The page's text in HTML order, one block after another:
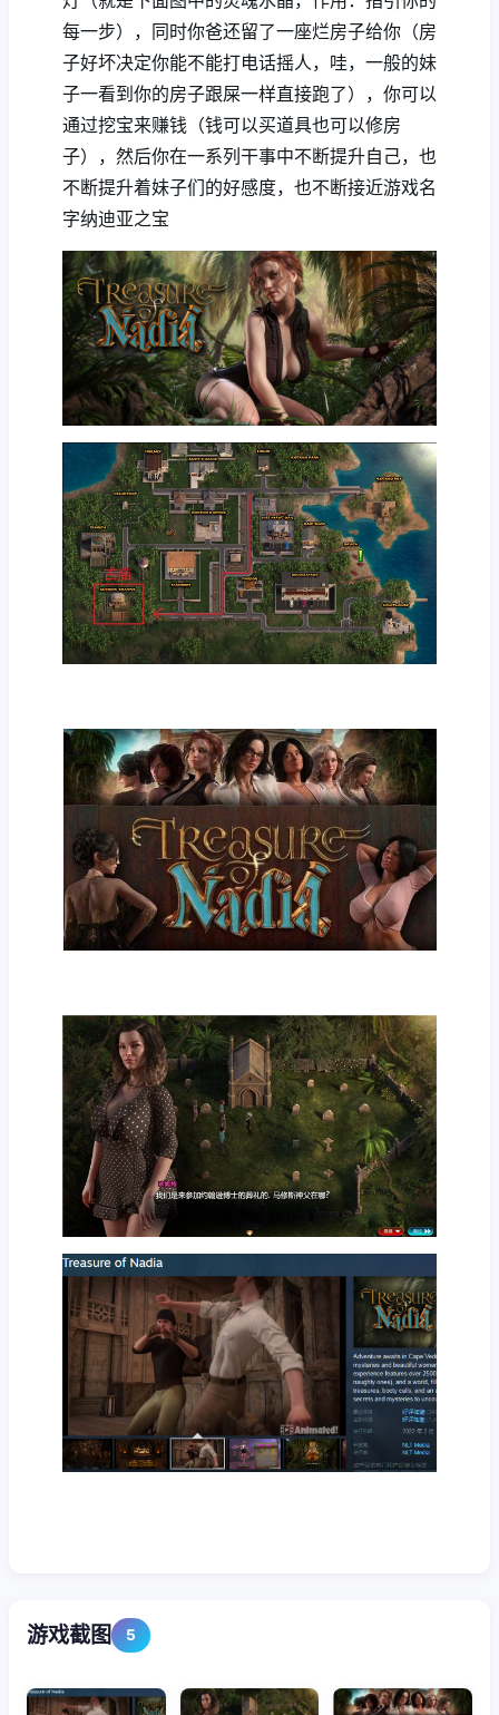
每一步），同时你爸还留了一座烂房子给你（房
子好坏决定你能不能打电话摇人，哇，一般的妹
子一看到你的房子跟屎一样直接跑了），你可以
通过挖宝来赚钱（钱可以买道具也可以修房
子），然后你在一系列干事中不断提升自己，也
不断提升着妹子们的好感度，也不断接近游戏名
字纳迪亚之宝
游戏截图 5